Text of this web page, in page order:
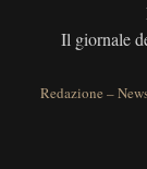
Il giornale
Redazione –